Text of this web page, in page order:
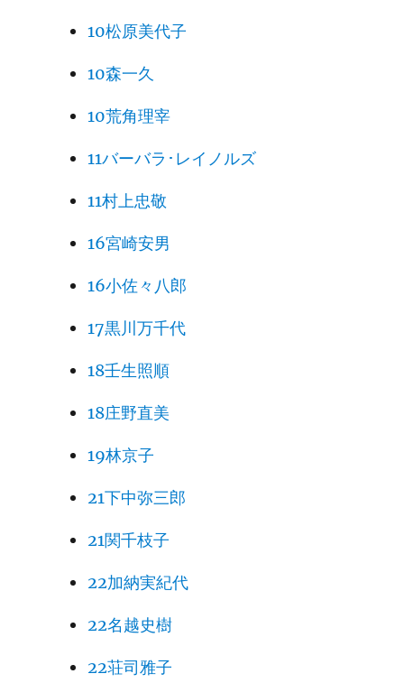
10松原美代子
10森一久
10荒角理宰
11バーバラ･レイノルズ
11村上忠敬
16宮崎安男
16小佐々八郎
17黒川万千代
18壬生照順
18庄野直美
19林京子
21下中弥三郎
21関千枝子
22加納実紀代
22名越史樹
22荘司雅子